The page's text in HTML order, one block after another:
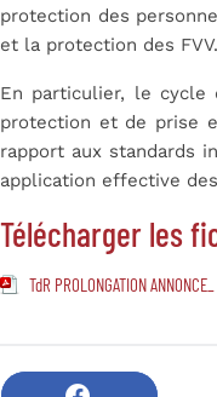
protection des
et la protection des FVV.
En particulier, le cycle
protection et de prise
rapport aux standards
application effective
Télécharger les
TdR PROLONGATION